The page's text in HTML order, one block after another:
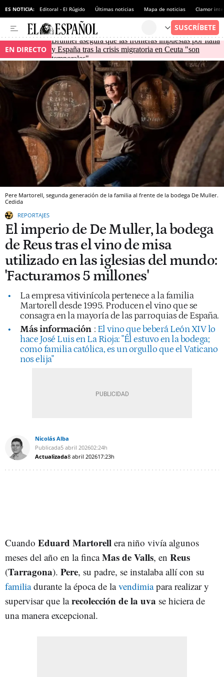
ES NOTICIA: Editoral - El Rúgido Últimas noticias Mapa de noticias Clamor
EN DIRECTO
Brunner asegura que las fronteras impuestas por Italia
y España tras la crisis migratoria en Ceuta "son
temporales"
Pere Martorell, segunda generación de la familia al frente de la bodega De Muller.
Cedida
REPORTAJES
El imperio de De Muller, la bodega
de Reus tras el vino de misa
utilizado en las iglesias del mundo:
'Facturamos 5 millones'
La empresa vitivinícola pertenece a la familia
Martorell desde 1995. Producen el vino que se
consagra en la mayoría de las parroquias de España.
Más información : El vino que beberá León XIV lo
hace José Luis en La Rioja: "Él estuvo en la bodega;
como familia católica, es un orgullo que el Vaticano
nos elija"
Nicolás Alba
Publicada5 abril 202602:24h
Actualizada8 abril 202617:23h
Cuando Eduard Martorell era niño vivía algunos
meses del año en la fincaMas de Valls, en Reus
(Tarragona). Pere, su padre, se instalaba allí con su
familiadurante la época de lavendimiapara realizar y
supervisar que larecolección de la uva se hiciera de
una manera excepcional.